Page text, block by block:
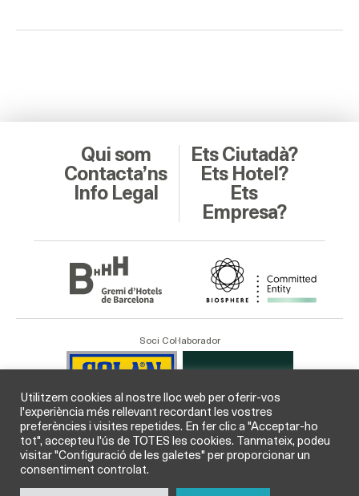
Qui som
Contacta’ns
Info Legal
Ets Ciutadà?
Ets Hotel?
Ets
Empresa?
Soci Col·laborador
Utilitzem cookies al nostre lloc web per oferir-vos
l'experiència més rellevant recordant les vostres
preferències i visites repetides. En fer clic a "Acceptar-ho
tot", accepteu l'ús de TOTES les cookies. Tanmateix, podeu
visitar "Configuració de les galetes" per proporcionar un
consentiment controlat.